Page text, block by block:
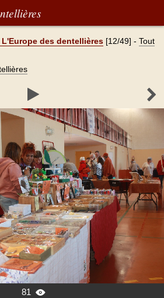
L'Europe des dentellières [12/49] - Tout
 
81 